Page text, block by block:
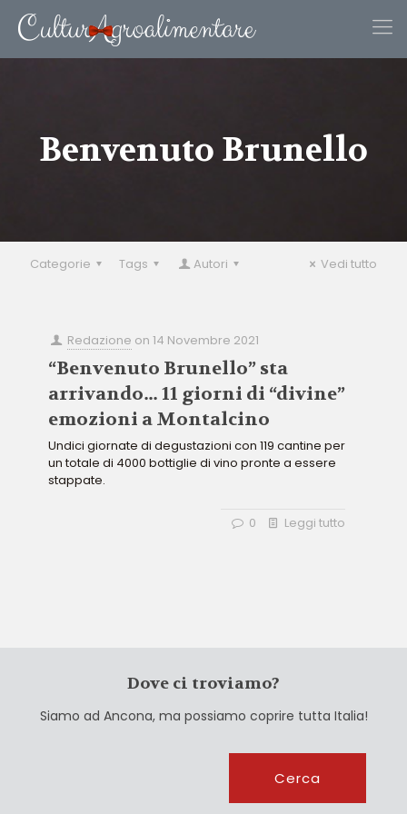
Benvenuto Brunello
Categorie Tags Autori Vedi tutto
Redazione on14 Novembre 2021
“Benvenuto Brunello” sta
arrivando… 11 giorni di “divine”
emozioni a Montalcino
Undici giornate di degustazioni con 119 cantine per
un totale di 4000 bottiglie di vino pronte a essere
stappate.
0 Leggi tutto
Dove ci troviamo?
Siamo ad Ancona, ma possiamo coprire tutta Italia!
Cerca